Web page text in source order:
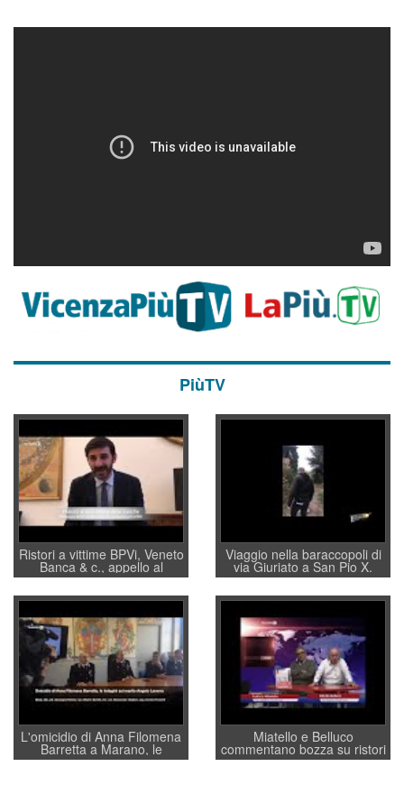
PiùTV
Ristori a vittime BPVi, Veneto
Banca & c., appello al
sottosegretario Alessio
Villarosa: per mettere ordine
convochi con Di Maio CNCU
a supporto della cabina di
regia al Mef
Viaggio nella baraccopoli di
via Giuriato a San Pio X.
Vicenza ai Vicentini: “faremo
un regalo di Natale ai
residenti”
L'omicidio di Anna Filomena
Barretta a Marano, le
indagini dei carabinieri di
Miatello e Belluco
commentano bozza su ristori
BPVi e Veneto Banca